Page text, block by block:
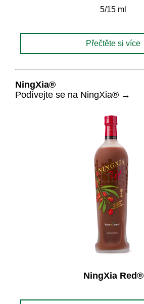
5/15 ml
Přečtěte si více
NingXia®
Podívejte se na NingXia® →
NingXia Red®